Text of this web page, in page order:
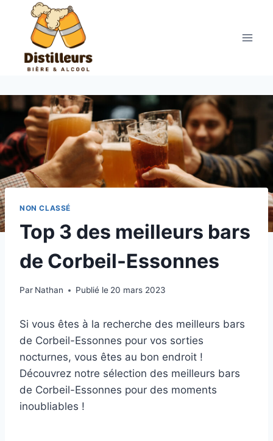
contenu
NON CLASSÉ
Top 3 des meilleurs bars
de Corbeil-Essonnes
Par Nathan Publié le 20 mars 2023
Si vous êtes à la recherche des meilleurs bars
de Corbeil-Essonnes pour vos sorties
nocturnes, vous êtes au bon endroit !
Découvrez notre sélection des meilleurs bars
de Corbeil-Essonnes pour des moments
inoubliables !